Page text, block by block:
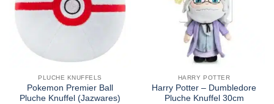
PLUCHE KNUFFELS
Pokemon Premier Ball
Pluche Knuffel (Jazwares)
HARRY POTTER
Harry Potter – Dumbledore
Pluche Knuffel 30cm